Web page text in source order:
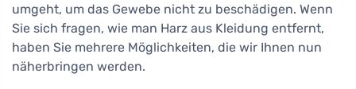
umgeht, um das Gewebe nicht zu beschädigen. Wenn
Sie sich fragen, wie man Harz aus Kleidung entfernt,
haben Sie mehrere Möglichkeiten, die wir Ihnen nun
näherbringen werden.